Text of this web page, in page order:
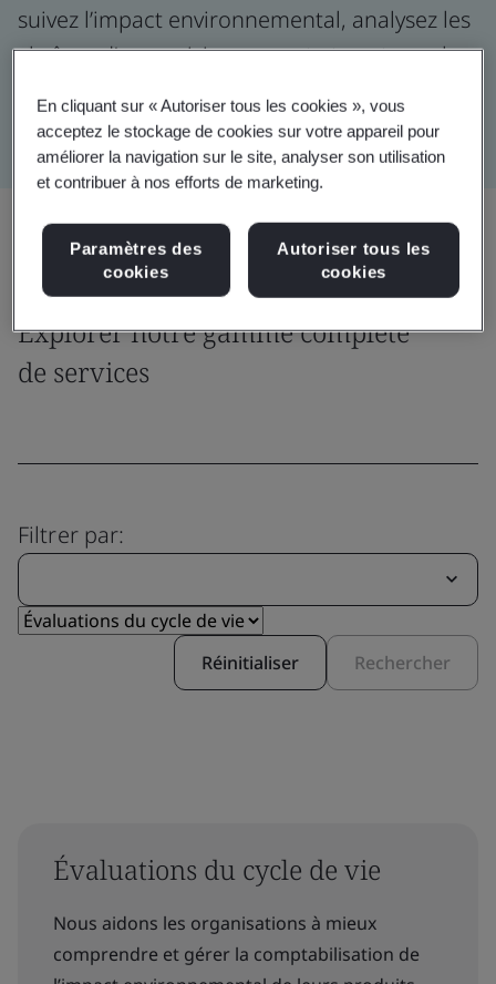
suivez l’impact environnemental, analysez les
chaînes d’approvisionnement et soutenez les
Partager:
Explorer notre gamme complète
de services
Filtrer par:
Réinitialiser Rechercher
Évaluations du cycle de vie
Nous aidons les organisations à mieux
comprendre et gérer la comptabilisation de
En cliquant sur « Autoriser tous les cookies », vous
acceptez le stockage de cookies sur votre appareil pour
améliorer la navigation sur le site, analyser son utilisation
et contribuer à nos efforts de marketing.
Paramètres des
cookies
Autoriser tous les
cookies